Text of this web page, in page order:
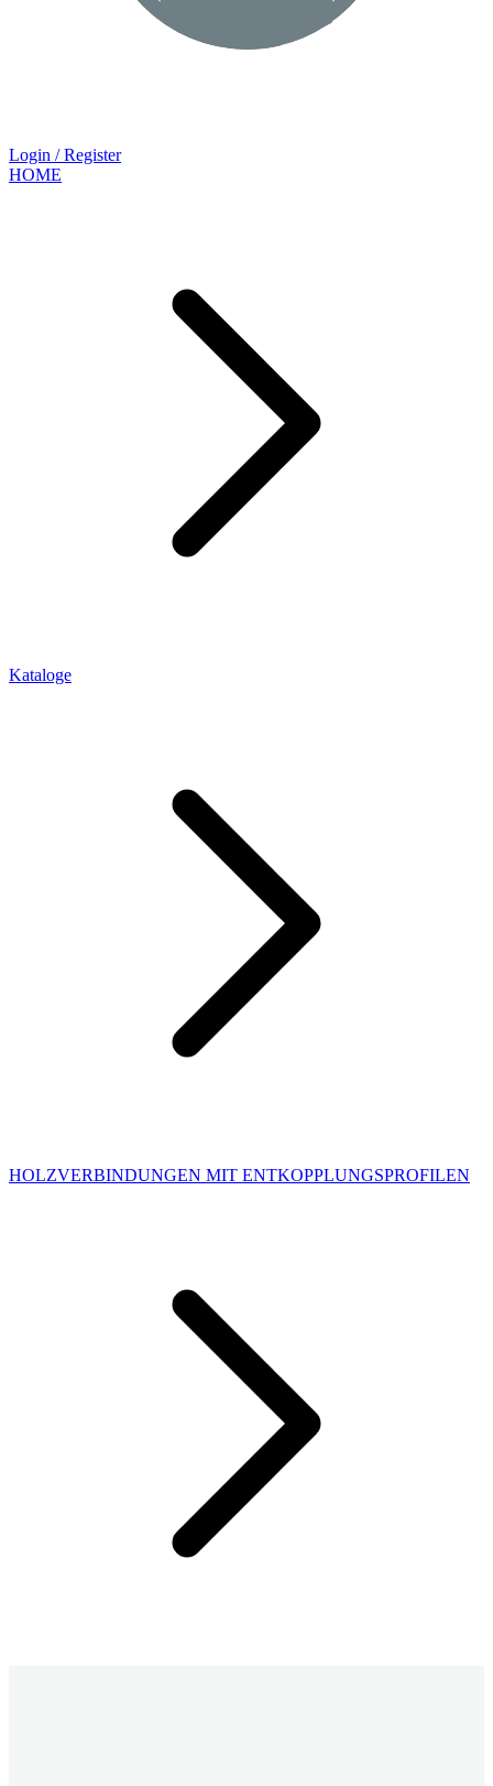
Login / Register
HOME
Kataloge
HOLZVERBINDUNGEN MIT ENTKOPPLUNGSPROFILEN